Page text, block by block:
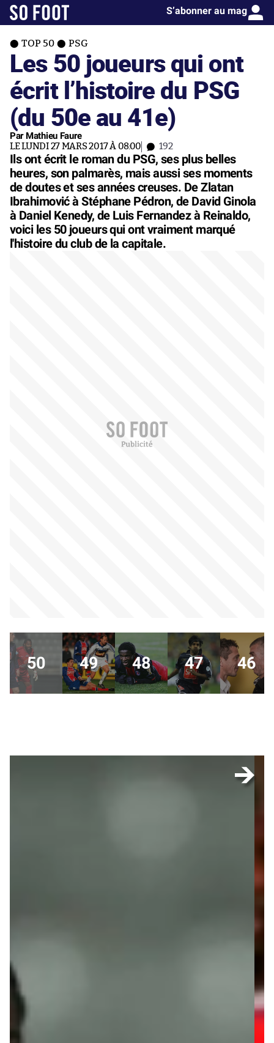
S’abonner au mag
TOP 50 PSG
Les 50 joueurs qui ont
écrit l’histoire du PSG
(du 50e au 41e)
Par Mathieu Faure
LE LUNDI 27 MARS 2017 À 08:00 192
Ils ont écrit le roman du PSG, ses plus belles
heures, son palmarès, mais aussi ses moments
de doutes et ses années creuses. De Zlatan
Ibrahimović à Stéphane Pédron, de David Ginola
à Daniel Kenedy, de Luis Fernandez à Reinaldo,
voici les 50 joueurs qui ont vraiment marqué
l'histoire du club de la capitale.
50 49 48 47 46